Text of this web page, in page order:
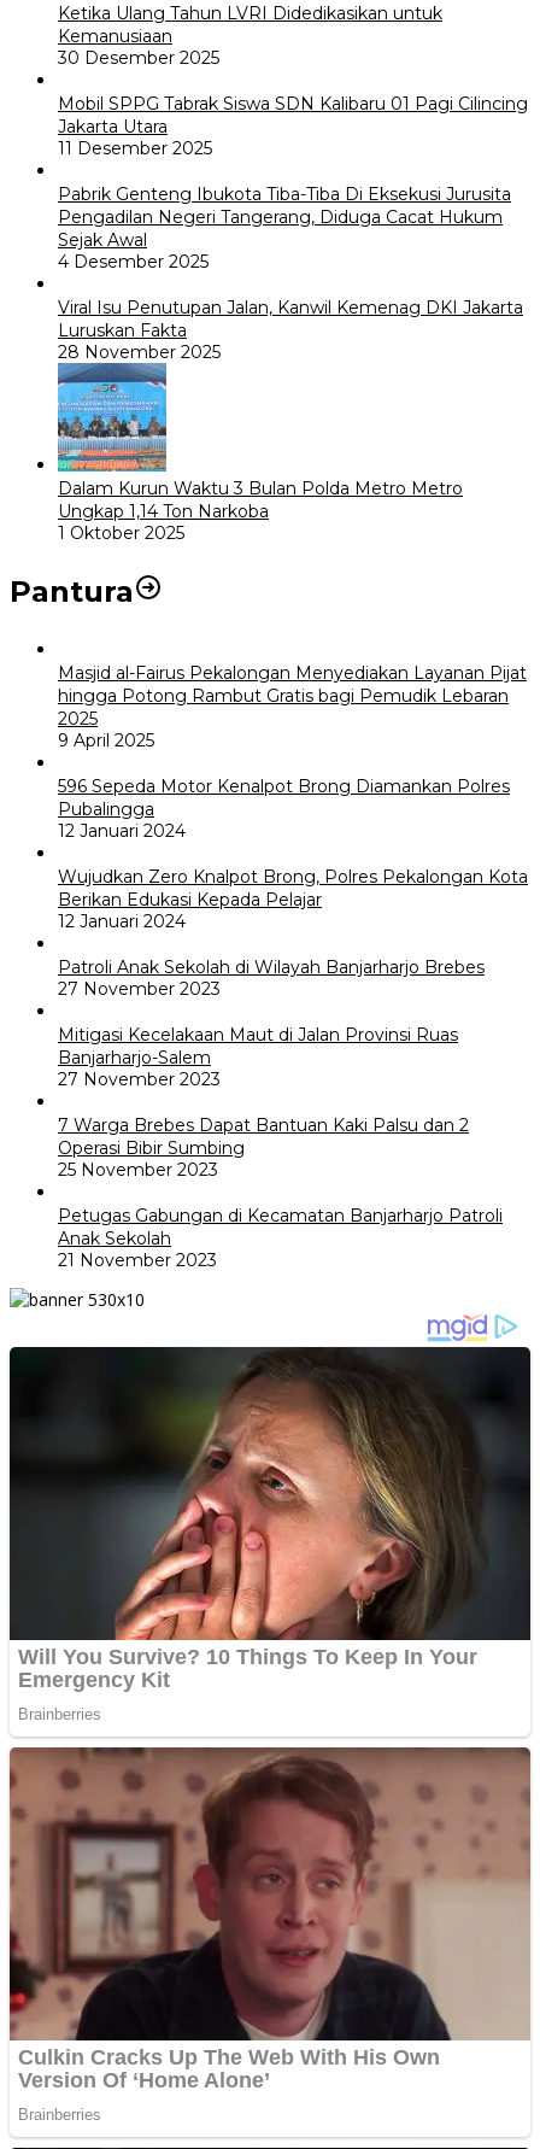
Ketika Ulang Tahun LVRI Didedikasikan untuk
Kemanusiaan
30 Desember 2025
Mobil SPPG Tabrak Siswa SDN Kalibaru 01 Pagi Cilincing
Jakarta Utara
11 Desember 2025
Pabrik Genteng Ibukota Tiba-Tiba Di Eksekusi Jurusita
Pengadilan Negeri Tangerang, Diduga Cacat Hukum
Sejak Awal
4 Desember 2025
Viral Isu Penutupan Jalan, Kanwil Kemenag DKI Jakarta
Luruskan Fakta
28 November 2025
Dalam Kurun Waktu 3 Bulan Polda Metro Metro
Ungkap 1,14 Ton Narkoba
1 Oktober 2025
Pantura
Masjid al-Fairus Pekalongan Menyediakan Layanan Pijat
hingga Potong Rambut Gratis bagi Pemudik Lebaran
2025
9 April 2025
596 Sepeda Motor Kenalpot Brong Diamankan Polres
Pubalingga
12 Januari 2024
Wujudkan Zero Knalpot Brong, Polres Pekalongan Kota
Berikan Edukasi Kepada Pelajar
12 Januari 2024
Patroli Anak Sekolah di Wilayah Banjarharjo Brebes
27 November 2023
Mitigasi Kecelakaan Maut di Jalan Provinsi Ruas
Banjarharjo-Salem
27 November 2023
7 Warga Brebes Dapat Bantuan Kaki Palsu dan 2
Operasi Bibir Sumbing
25 November 2023
Petugas Gabungan di Kecamatan Banjarharjo Patroli
Anak Sekolah
21 November 2023